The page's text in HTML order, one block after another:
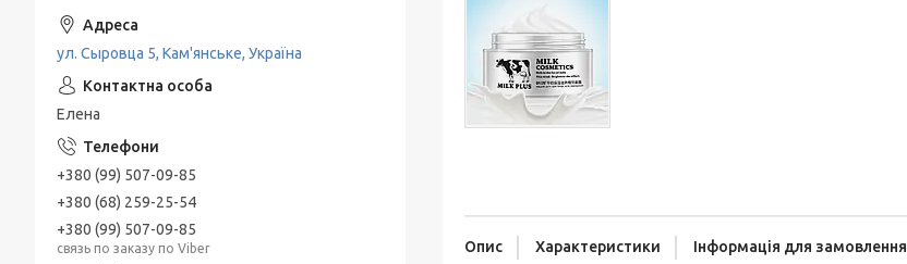
Опис Характеристики Інформація для замовлення
ул. Сыровца 5, Кам'янське, Україна
Елена
+380 (99) 507-09-85
+380 (68) 259-25-54
+380 (99) 507-09-85
связь по заказу по Viber